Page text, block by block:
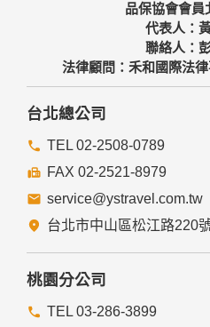
品保協會會員
代表人：
聯絡人：
法律顧問：禾和國際法
台北總公司
TEL 02-2508-0789
FAX 02-2521-8979
service@ystravel.com.tw
台北市中山區松江路220
桃園分公司
TEL 03-286-3899